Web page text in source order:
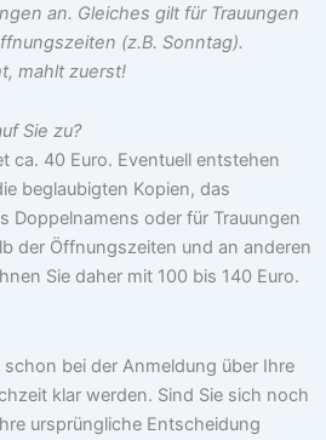
an. Gleiches gilt für Trauungen
(z.B. Sonntag).
mahlt zuerst!
Sie zu?
ca. 40 Euro. Eventuell entstehen
beglaubigten Kopien, das
Doppelnamens oder für Trauungen
der Öffnungszeiten und an anderen
Sie daher mit 100 bis 140 Euro.
bei der Anmeldung über Ihre
klar werden. Sind Sie sich noch
ursprüngliche Entscheidung